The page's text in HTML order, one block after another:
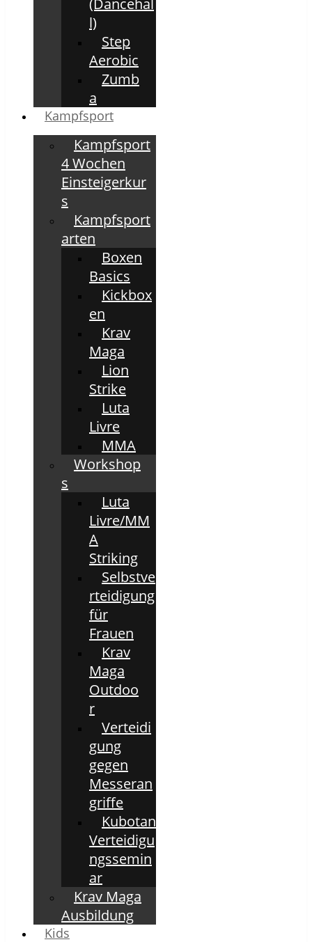
l)
Step
Aerobic
Zumb
a
Kampfsport
Kampfsport
4 Wochen
Einsteigerkur
s
Kampfsport
arten
Boxen
Basics
Kickbox
en
Krav
Maga
Lion
Strike
Luta
Livre
MMA
Workshop
s
Luta
Livre/MM
A
Striking
Selbstve
rteidigung
für
Frauen
Krav
Maga
Outdoo
r
Verteidi
gung
gegen
Messeran
griffe
Kubotan
Verteidigu
ngssemin
ar
Krav Maga
Ausbildung
Kids